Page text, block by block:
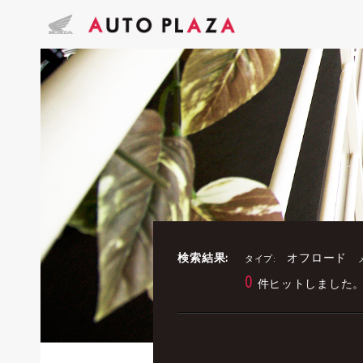
検索結果: タイプ: オフロード
0 件ヒットしました。